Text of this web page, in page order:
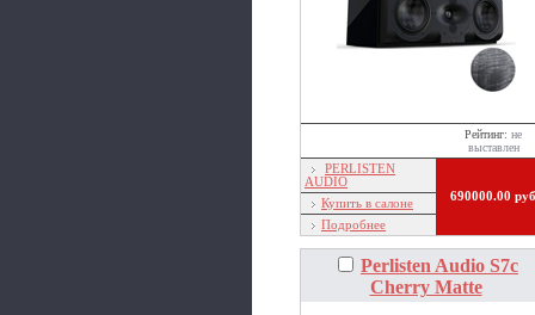
Рейтинг: не
выставлен
PERLISTEN
AUDIO
690000.00 руб
Купить в салоне
Подробнее
Perlisten Audio S7c
Cherry Matte